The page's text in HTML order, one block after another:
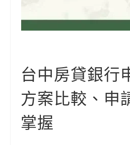
台中房貸銀行
方案比較、申
掌握